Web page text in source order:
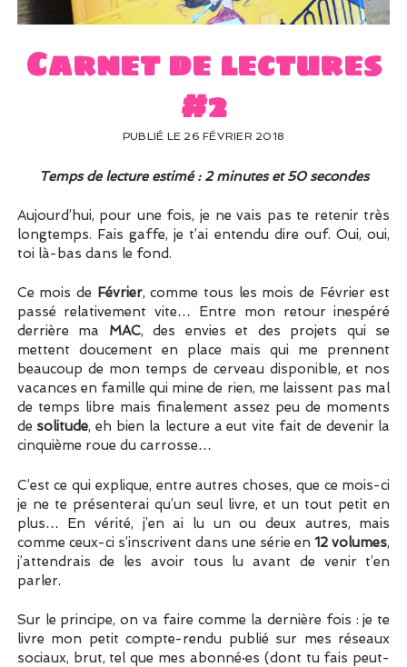
UN PEU DE DÉCO ?
Carnet de lectures
#2
PUBLIÉ LE 26 FÉVRIER 2018
Temps de lecture estimé : 2 minutes et 50 secondes
Aujourd’hui, pour une fois, je ne vais pas te retenir très
longtemps. Fais gaffe, je t’ai entendu dire ouf. Oui, oui,
toi là-bas dans le fond.
Ce mois de Février, comme tous les mois de Février est
passé relativement vite… Entre mon retour inespéré
derrière ma MAC, des envies et des projets qui se
mettent doucement en place mais qui me prennent
beaucoup de mon temps de cerveau disponible, et nos
vacances en famille qui mine de rien, me laissent pas mal
de temps libre mais finalement assez peu de moments
de solitude, eh bien la lecture a eut vite fait de devenir la
cinquième roue du carrosse…
C’est ce qui explique, entre autres choses, que ce mois-ci
je ne te présenterai qu’un seul livre, et un tout petit en
plus… En vérité, j’en ai lu un ou deux autres, mais
comme ceux-ci s’inscrivent dans une série en12 volumes,
j’attendrais de les avoir tous lu avant de venir t’en
parler.
Sur le principe, on va faire comme la dernière fois : je te
livre mon petit compte-rendu publié sur mes réseaux
sociaux, brut, tel que mes abonné·es (dont tu fais peut-